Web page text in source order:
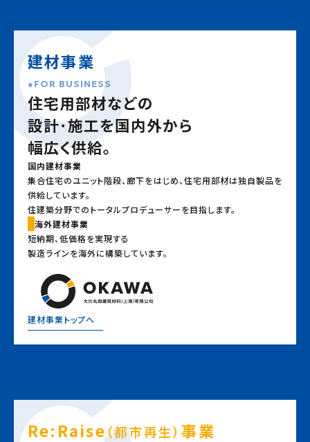
建材事業
FOR BUSINESS
住宅用部材などの
設計･施工を国内外から
幅広く供給。
国内建材事業
集合住宅のユニット階段、廊下をはじめ、住宅用部材は独自製品を
供給しています。
住建築分野でのトータルプロデューサーを目指します。
海外建材事業
短納期、低価格を実現する
製造ラインを海外に構築しています。
建材事業トップへ
Re:Raise（都市再生）事業